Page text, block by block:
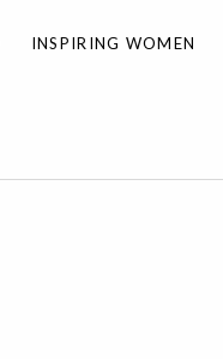
INSPIRING WOMEN